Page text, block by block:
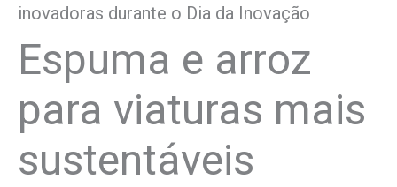
inovadoras durante o Dia da Inovação
Espuma e arroz
para viaturas mais
sustentáveis